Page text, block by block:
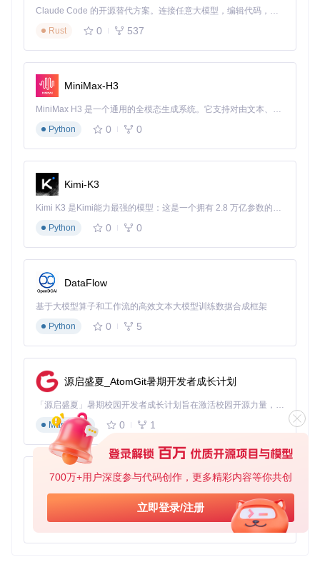
700万+用户深度参与代码创作，更多精彩内容等你共创
立即登录/注册
通过使用ROS 2 示例项目，开发者可以显著提升机器人开发的
是经验丰富的开发者，ROS 2 示例项目都将成为你不可或缺的
examples
Claude Code 的开源替代方案。连接任意大模型，编辑代码，运行命令，自动验证 — 全自动执行。用 Rust 构建，极致性能。 ｜ An open-source alternative to Claude Code. Connect any LLM, edit code, run commands, and verify changes — autonomously. Built in Rust for speed. Get Started
Rust
0 537
MiniMax-H3
MiniMax H3 是一个通用的全模态生成系统。它支持对由文本、图像、视频和音频组成的多模态上下文进行统一理解，并能生成分辨率高达 2K、时长可达 15 秒的带原生立体声音频的视频。得益于面向任务泛化的系统设计，H3 在预训练阶段就已具备广泛的多模态上下文理解与生成能力，能够出色地执行复杂的多模态指令。
Python
0 0
Kimi-K3
Kimi K3 是Kimi能力最强的模型：这是一个拥有 2.8 万亿参数的混合专家（MoE）模型，具备原生视觉理解能力，并支持 100 万 token 的上下文窗口。
Python
0 0
DataFlow
基于大模型算子和工作流的高效文本大模型训练数据合成框架
Python
0 5
源启盛夏_AtomGit暑期开发者成长计划
「源启盛夏」暑期校园开发者成长计划旨在激活校园开源力量，通过积分激励、认证扶持、资源倾斜等形式，引导高校组织和开发者完成「入驻 — 建项目 — 做贡献 — 获认证 — 得资源」的完整闭环。无论你是想带领社团入驻平台的组织者，还是希望用代码贡献证明自己的开发者，都能在这里找到属于你的成长路径。
Markdown
0 1
py-xiaozhi
基于Python的Xiaozhi AI，适用于想要完整Xiaozhi体验而无需拥有专用硬件的用户。
Python
0 1